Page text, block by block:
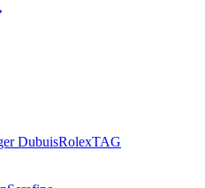
DubuisRolexTAG